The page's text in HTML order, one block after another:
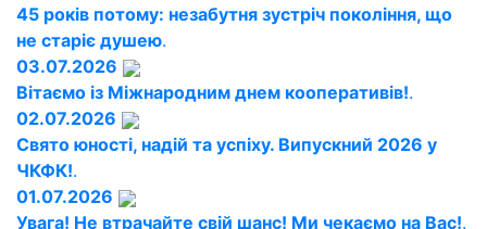
45 років потому: незабутня зустріч покоління, що
не старіє душею.
03.07.2026
Вітаємо із Міжнародним днем кооперативів!.
02.07.2026
Свято юності, надій та успіху. Випускний 2026 у
ЧКФК!.
01.07.2026
Увага! Не втрачайте свій шанс! Ми чекаємо на Вас!.